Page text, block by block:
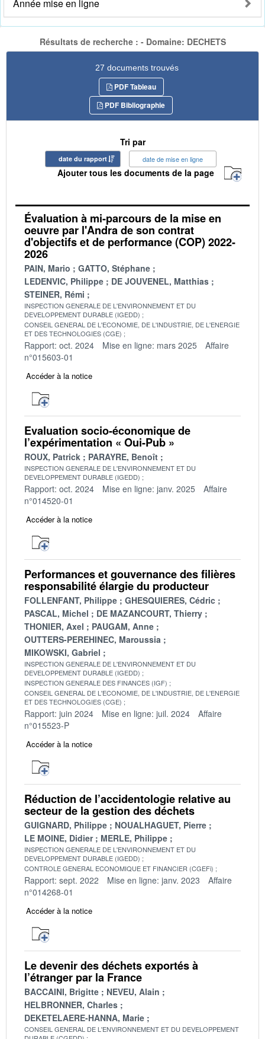
Année mise en ligne
Résultats de recherche : - Domaine: DECHETS
27 documents trouvés
PDF Tableau
PDF Bibliographie
Tri par
date du rapport date de mise en ligne
Ajouter tous les documents de la page
Évaluation à mi-parcours de la mise en
oeuvre par l'Andra de son contrat
d'objectifs et de performance (COP) 2022-
2026
PAIN, Mario
GATTO, Stéphane
LEDENVIC, Philippe
DE JOUVENEL, Matthias
STEINER, Rémi
INSPECTION GENERALE DE L'ENVIRONNEMENT ET DU
DEVELOPPEMENT DURABLE (IGEDD)
CONSEIL GENERAL DE L'ECONOMIE, DE L'INDUSTRIE, DE L'ENERGIE
ET DES TECHNOLOGIES (CGE)
Rapport: oct. 2024 Mise en ligne: mars 2025
Affaire
n°015603-01
Accéder à la notice
Evaluation socio-économique de
l’expérimentation « Oui-Pub »
ROUX, Patrick PARAYRE, Benoît
INSPECTION GENERALE DE L'ENVIRONNEMENT ET DU
DEVELOPPEMENT DURABLE (IGEDD)
Rapport: oct. 2024 Mise en ligne: janv. 2025
Affaire
n°014520-01
Accéder à la notice
Performances et gouvernance des filières
responsabilité élargie du producteur
FOLLENFANT, Philippe
GHESQUIERES, Cédric
PASCAL, Michel
DE MAZANCOURT, Thierry
THONIER, Axel
PAUGAM, Anne
OUTTERS-PEREHINEC, Maroussia
MIKOWSKI, Gabriel
INSPECTION GENERALE DE L'ENVIRONNEMENT ET DU
DEVELOPPEMENT DURABLE (IGEDD)
INSPECTION GENERALE DES FINANCES (IGF)
CONSEIL GENERAL DE L'ECONOMIE, DE L'INDUSTRIE, DE L'ENERGIE
ET DES TECHNOLOGIES (CGE)
Rapport: juin 2024 Mise en ligne: juil. 2024
Affaire
n°015523-P
Accéder à la notice
Réduction de l’accidentologie relative au
secteur de la gestion des déchets
GUIGNARD, Philippe
NOUALHAGUET, Pierre
LE MOINE, Didier
MERLE, Philippe
INSPECTION GENERALE DE L'ENVIRONNEMENT ET DU
DEVELOPPEMENT DURABLE (IGEDD)
CONTROLE GENERAL ECONOMIQUE ET FINANCIER (CGEFi)
Rapport: sept. 2022 Mise en ligne: janv. 2023
Affaire
n°014268-01
Accéder à la notice
Le devenir des déchets exportés à
l’étranger par la France
BACCAINI, Brigitte
NEVEU, Alain
HELBRONNER, Charles
DEKETELAERE-HANNA, Marie
CONSEIL GENERAL DE L'ENVIRONNEMENT ET DU DEVELOPPEMENT